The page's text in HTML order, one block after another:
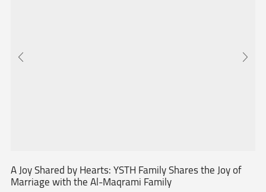
A Joy Shared by Hearts: YSTH Family Shares the Joy of
Marriage with the Al-Maqrami Family